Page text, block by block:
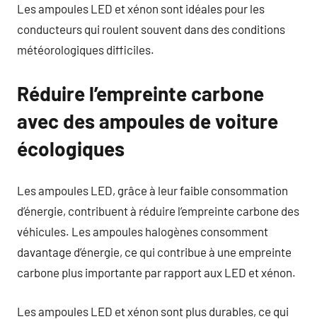
Les ampoules LED et xénon sont idéales pour les
conducteurs qui roulent souvent dans des conditions
météorologiques difficiles.
Réduire l’empreinte carbone
avec des ampoules de voiture
écologiques
Les ampoules LED, grâce à leur faible consommation
d’énergie, contribuent à réduire l’empreinte carbone des
véhicules. Les ampoules halogènes consomment
davantage d’énergie, ce qui contribue à une empreinte
carbone plus importante par rapport aux LED et xénon.
Les ampoules LED et xénon sont plus durables, ce qui